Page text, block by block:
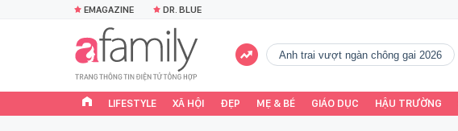
EMAGAZINE DR. BLUE
Anh trai vượt ngàn chông gai 2026
LIFESTYLE XÃ HỘI ĐẸP MẸ & BÉ GIÁO DỤC HẬU TRƯỜNG